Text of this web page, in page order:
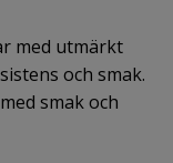
med utmärkt
och smak.
smak och